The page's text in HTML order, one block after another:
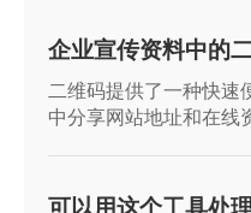
企业宣传资料中的
二维码提供了一种快速
中分享网站地址和在线
可以用这个工具处